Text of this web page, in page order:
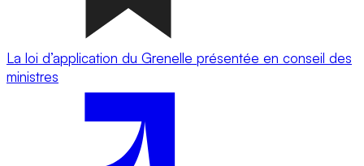
La loi d’application du Grenelle présentée en conseil des
ministres